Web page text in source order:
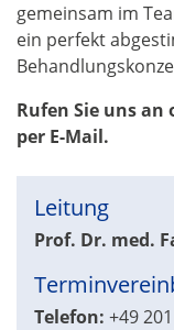
gemeinsam im
ein perfekt
Rufen Sie uns an
per E-Mail.
Leitung
Prof. Dr. med.
Telefon: +49